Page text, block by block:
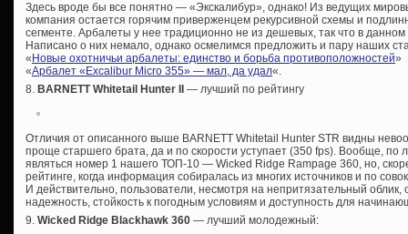
Здесь вроде бы все понятно — «Экскалибур», однако! Из ведущих
компания остается горячим приверженцем рекурсивной схемы и
сегменте. Арбалеты у нее традиционно не из дешевых, так что в
Написано о них немало, однако осмелимся предложить и пару наших
« Новые охотничьи арбалеты: единство и борьба противоположностей»
«Арбалет «Excalibur Micro 355» — мал, да удал«.
8. BARNETT Whitetail Hunter II — лучший по рейтингу
Отличия от описанного выше BARNETT Whitetail Hunter STR видны
проще старшего брата, да и по скорости уступает (350 fps). Вообще, по
являться номер 1 нашего ТОП-10 — Wicked Ridge Rampage 360, но,
рейтинге, когда информация собиралась из многих источников и по
И действительно, пользователи, несмотря на непритязательный
надежность, стойкость к погодным условиям и доступность для
9. Wicked Ridge Blackhawk 360 — лучший молодежный: